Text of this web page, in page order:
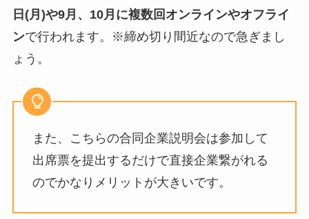
日(月)や9月、10月 に複数回オンラインやオフライ
ンで行われます。※締め切り間近なので急ぎまし
ょう。
また、こちらの合同企業説明会は参加して
出席票を提出するだけで直接企業繋がれる
のでかなりメリットが大きいです。